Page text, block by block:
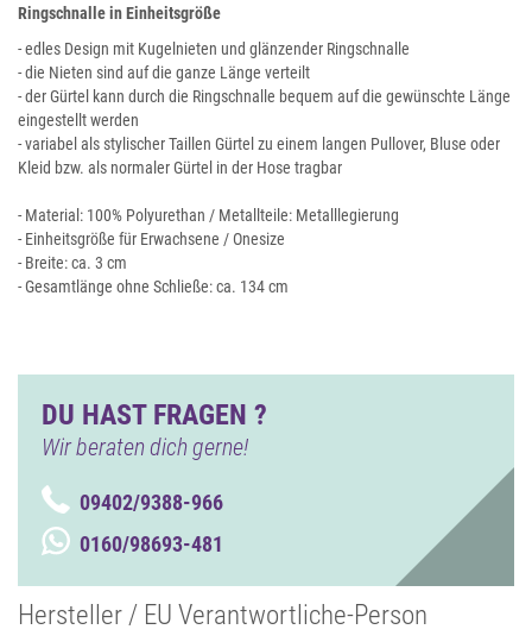
Ringschnalle in Einheitsgröße
- edles Design mit Kugelnieten und glänzender Ringschnalle
- die Nieten sind auf die ganze Länge verteilt
- der Gürtel kann durch die Ringschnalle bequem auf die gewünschte Länge
eingestellt werden
- variabel als stylischer Taillen Gürtel zu einem langen Pullover, Bluse oder
Kleid bzw. als normaler Gürtel in der Hose tragbar
- Material: 100% Polyurethan / Metallteile: Metalllegierung
- Einheitsgröße für Erwachsene / Onesize
- Breite: ca. 3 cm
- Gesamtlänge ohne Schließe: ca. 134 cm
DU HAST FRAGEN ?
Wir beraten dich gerne!
09402/9388-966
0160/98693-481
Hersteller / EU Verantwortliche-Person